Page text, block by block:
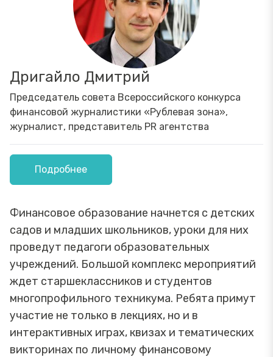
Дригайло Дмитрий
Председатель совета Всероссийского конкурса
финансовой журналистики «Рублевая зона»,
журналист, представитель PR агентства
Подробнее
Финансовое образование начнется с детских
садов и младших школьников, уроки для них
проведут педагоги образовательных
учреждений. Большой комплекс мероприятий
ждет старшеклассников и студентов
многопрофильного техникума. Ребята примут
участие не только в лекциях, но и в
интерактивных играх, квизах и тематических
викторинах по личному финансовому